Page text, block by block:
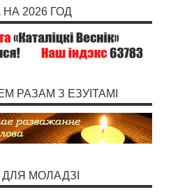
2026 ГОД
РАЗАМ З ЕЗУІТАМІ
ДЛЯ МОЛАДЗІ